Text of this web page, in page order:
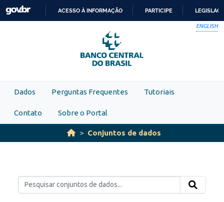
Skip to main content
PARA
O
CONTEÚDO
ACESSO À INFORMAÇÃO PARTICIPE
ENGLISH
Dados Perguntas Frequentes Tutoriais
Contato Sobre o Portal
Conjuntos de dados